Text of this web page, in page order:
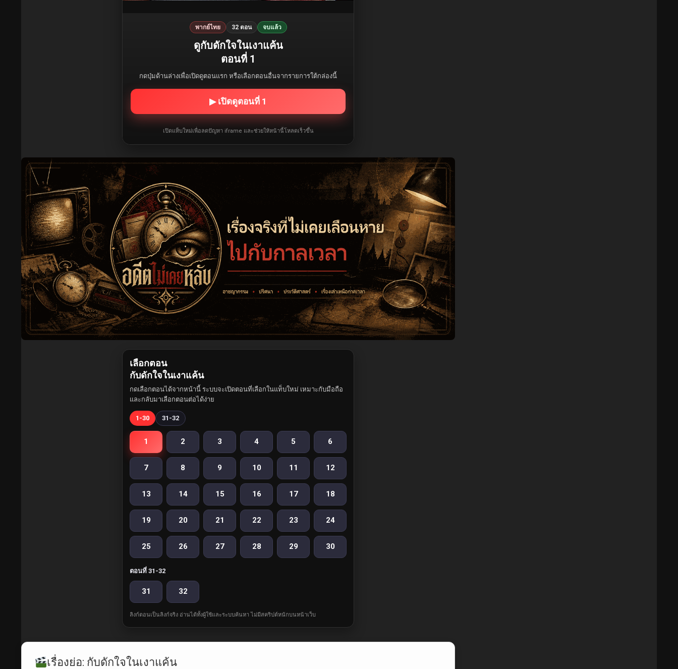
พากย์ไทย 32 ตอน จบแล้ว
ดูกับดักใจในเงาแค้น
ตอนที่ 1
กดปุ่มด้านล่างเพื่อเปิดดูตอนแรก หรือเลือกตอนอื่นจากรายการใต้กล่องนี้
▶ เปิดดูตอนที่ 1
เปิดแท็บใหม่เพื่อลดปัญหา iframe และช่วยให้หน้านี้โหลดเร็วขึ้น
เลือกตอน
กับดักใจในเงาแค้น
กดเลือกตอนได้จากหน้านี้ ระบบจะเปิดตอนที่เลือกในแท็บใหม่ เหมาะกับมือถือ
และกลับมาเลือกตอนต่อได้ง่าย
1-30 31-32
1 2 3 4 5 6
7 8 9 10 11 12
13 14 15 16 17 18
19 20 21 22 23 24
25 26 27 28 29 30
ตอนที่ 31-32
31 32
ลิงก์ตอนเป็นลิงก์จริง อ่านได้ทั้งผู้ใช้และระบบค้นหา ไม่มีสคริปต์หนักบนหน้าเว็บ
เรื่องย่อ: กับดักใจในเงาแค้น